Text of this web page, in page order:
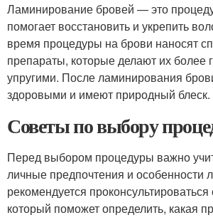
Ламинирование бровей — это
помогает восстановить и укрепить
время процедуры на брови наносят
препараты, которые делают их более
упругими. После ламинирования
здоровыми и имеют природный блеск.
Советы по выбору
Перед выбором процедуры важно
личные предпочтения и особенности
рекомендуется
который поможет определить, какая